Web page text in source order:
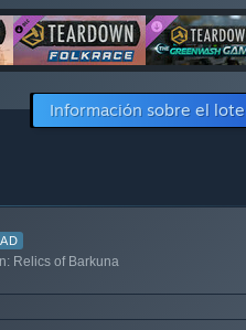
Información sobre el lote
Relics of Barkuna